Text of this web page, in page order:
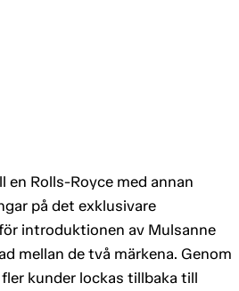
Rolls-Royce med annan
på det exklusivare
introduktionen av Mulsanne
mellan de två märkena. Genom
kunder lockas tillbaka till